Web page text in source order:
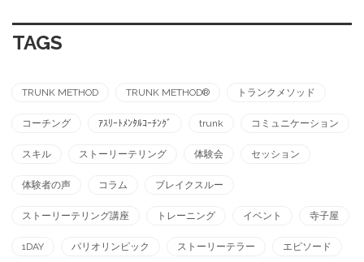
TAGS
TRUNK METHOD TRUNK METHOD®︎ トランクメソッド
コーチング ｱｽﾘｰﾄﾒﾝﾀﾙｺｰﾁﾝｸﾞ trunk コミュニケーション
スキル ストーリーテリング 体験会 セッション
体験者の声 コラム ブレイクスルー
ストーリーテリング講座 トレーニング イベント 寺子屋
1DAY パリオリンピック ストーリーテラー エピソード